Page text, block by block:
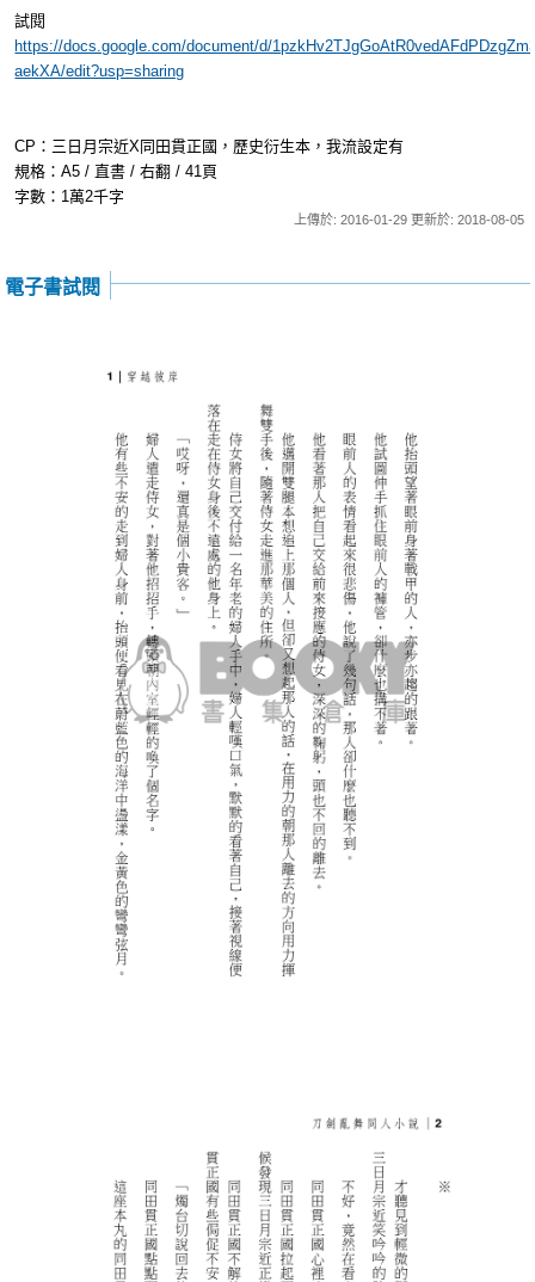
試閱
https://docs.google.com/document/d/
aekXA/edit?usp=sharing
CP：三日月宗近X同田貫正國，歷史衍生本，我流設定有
規格：A5 / 直書 / 右翻 / 41頁
字數：1萬2千字
上傳於: 2016-01-29 更新於: 2018-08-05
電子書試閱